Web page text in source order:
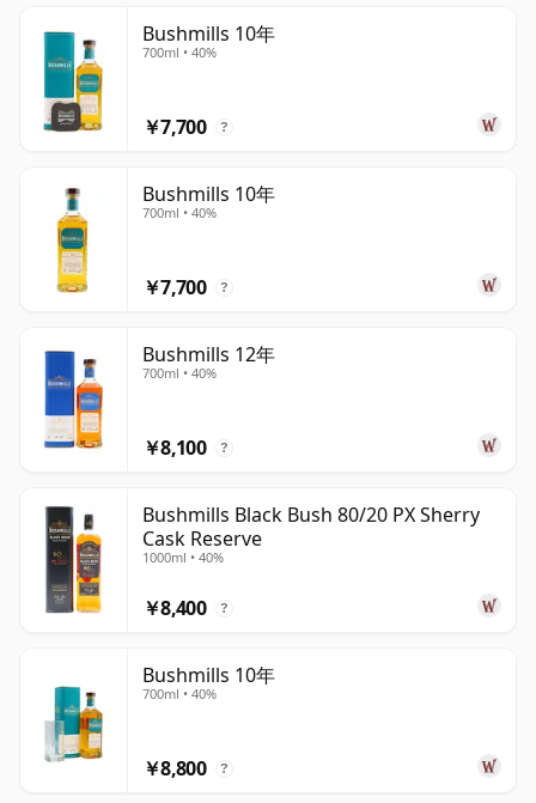
Bushmills 10年
700ml • 40%
￥7,700 ?
Bushmills 10年
700ml • 40%
￥7,700 ?
Bushmills 12年
700ml • 40%
￥8,100 ?
Bushmills Black Bush 80/20 PX Sherry
Cask Reserve
1000ml • 40%
￥8,400 ?
Bushmills 10年
700ml • 40%
￥8,800 ?